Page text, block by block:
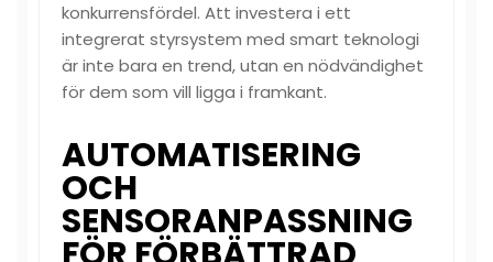
konkurrensfördel. Att investera i ett
integrerat styrsystem med smart teknologi
är inte bara en trend, utan en nödvändighet
för dem som vill ligga i framkant.
AUTOMATISERING
OCH
SENSORANPASSNING